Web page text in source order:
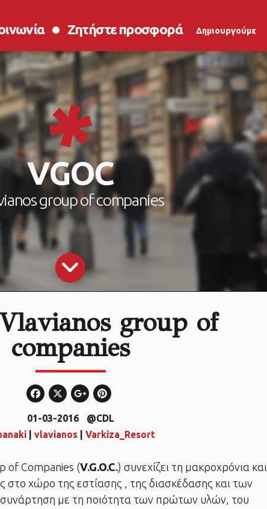
Ζητήστε προσφορά Δημιουργούμε
VGOC
group of companies
group of
companies
01-03-2016
@CDL
| vlavianos| Varkiza_Resort
of Companies (V.G.O.C.) συνεχίζει τη μακροχρόνια και
στο χώρο της εστίασης , της διασκέδασης και των
με τη ποιότητα των πρώτων υλών, του